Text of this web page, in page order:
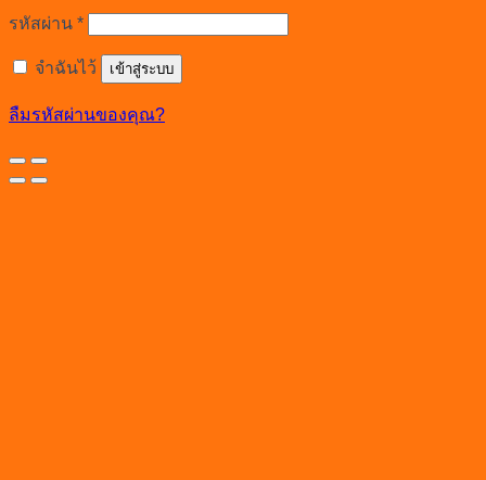
รหัสผ่าน *ต้องการ
จำฉันไว้ เข้าสู่ระบบ
ลืมรหัสผ่านของคุณ?